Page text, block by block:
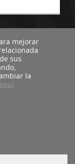
mejorar
sus
la
aquí